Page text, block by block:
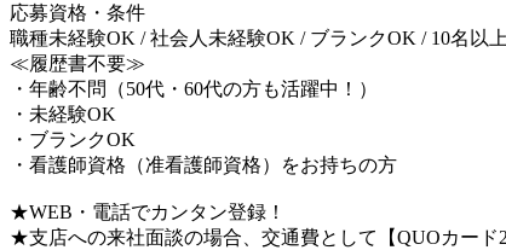
応募資格・条件
職種未経験OK / 社会人未経験OK / ブランクOK / 10名以
≪履歴書不要≫
・年齢不問（50代・60代の方も活躍中！）
・未経験OK
・ブランクOK
・看護師資格（准看護師資格）をお持ちの方
★WEB・電話でカンタン登録！
★支店への来社面談の場合、交通費として【QUOカード